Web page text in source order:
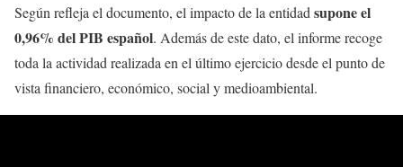
Según refleja el documento, el impacto de la entidad supone el
0,96% del PIB español. Además de este dato, el informe recoge
toda la actividad realizada en el último ejercicio desde el punto de
vista financiero, económico, social y medioambiental.